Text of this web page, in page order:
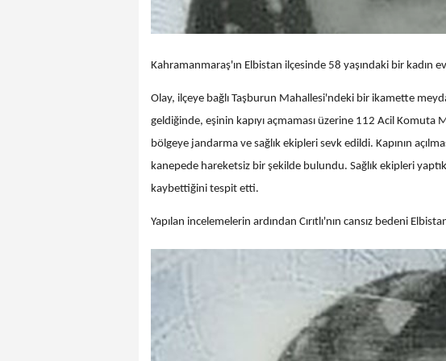
Kahramanmaraş'ın Elbistan ilçesinde 58 yaşındaki bir kadın
Olay, ilçeye bağlı Taşburun Mahallesi'ndeki bir ikamette
geldiğinde, eşinin kapıyı açmaması üzerine 112 Acil
bölgeye jandarma ve sağlık ekipleri sevk edildi. Kapının
kanepede hareketsiz bir şekilde bulundu. Sağlık ekipleri
kaybettiğini tespit etti.
Yapılan incelemelerin ardından Cırıtlı'nın cansız bedeni